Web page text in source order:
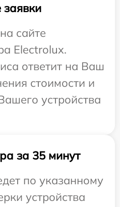
сайте
Electrolux.
ответит на Ваш
стоимости и
устройства
за 35 минут
по указанному
устройства